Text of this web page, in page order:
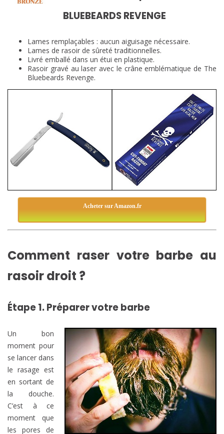
BLUEBEARDS REVENGE
Lames remplaçables : aucun aiguisage nécessaire.
Lames de rasoir de sûreté traditionnelles.
Livré emballé dans un étui en plastique.
Rasoir gravé au laser avec le crâne emblématique de The
Bluebeards Revenge.
Acheter sur Amazon.fr
Comment raser votre barbe au
rasoir droit ?
Étape 1. Préparer votre barbe
Un bon
moment pour
se lancer dans
le rasage est
en sortant de
la douche.
C’est à ce
moment que
les pores de